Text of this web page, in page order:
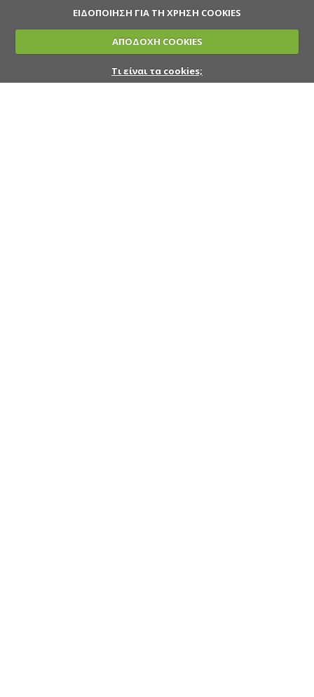
ΕΙΔΟΠΟΙΗΣΗ ΓΙΑ ΤΗ ΧΡΗΣΗ COOKIES
ΑΠΟΔΟΧΗ COOKIES
Τι είναι τα cookies;